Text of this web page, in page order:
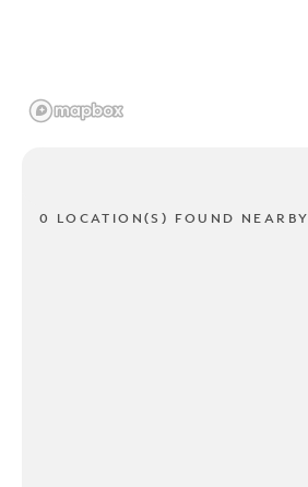
0 LOCATION(S) FOUND NEARBY